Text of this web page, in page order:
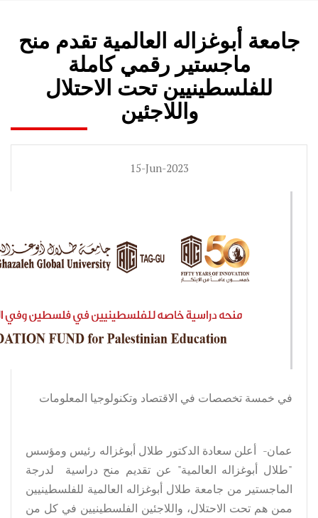
جامعة أبوغزاله العالمية تقدم منح
ماجستير رقمي كاملة
للفلسطينيين تحت الاحتلال
واللاجئين
15-Jun-2023
في خمسة تخصصات في الاقتصاد وتكنولوجيا المعلومات
عمان- أعلن سعادة الدكتور طلال أبوغزاله رئيس ومؤسس
"طلال أبوغزاله العالمية" عن تقديم منح دراسية لدرجة
الماجستير من جامعة طلال أبوغزاله العالمية للفلسطينيين
ممن هم تحت الاحتلال، واللاجئين الفلسطينيين في كل من